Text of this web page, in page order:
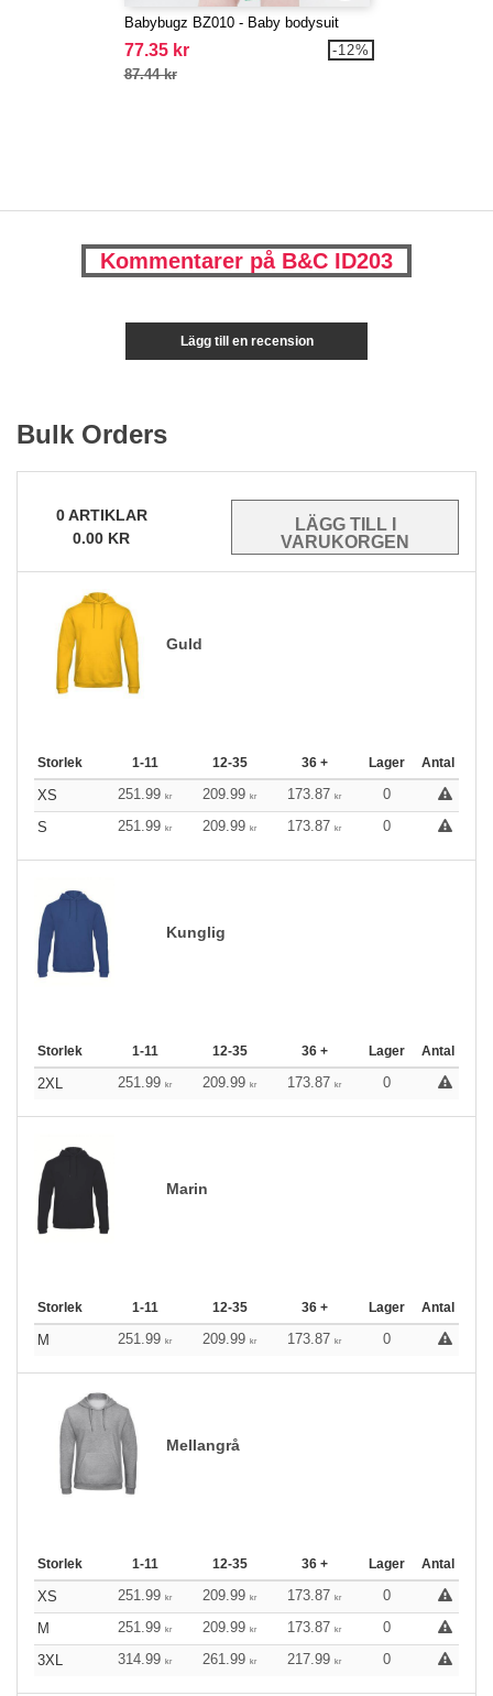
Babybugz BZ010 - Baby bodysuit
77.35 kr
87.44 kr
-12%
Kommentarer på B&C ID203
Lägg till en recension
Bulk Orders
0ARTIKLAR
0.00 KR
Guld
Storlek 1-11 12-35 36 + Lager Antal
XS 251.99 kr 209.99 kr 173.87 kr
0
S
251.99 kr 209.99 kr 173.87 kr 0
Kunglig
Storlek 1-11 12-35 36 + Lager Antal
2XL 251.99 kr 209.99 kr 173.87 kr 0
Marin
Storlek 1-11 12-35 36 + Lager Antal
M 251.99 kr 209.99 kr 173.87 kr 0
Mellangrå
Storlek 1-11 12-35 36 + Lager Antal
XS 251.99 kr 209.99 kr 173.87 kr
0
M
251.99 kr 209.99 kr 173.87 kr
0
3XL
314.99 kr 261.99 kr 217.99 kr 0